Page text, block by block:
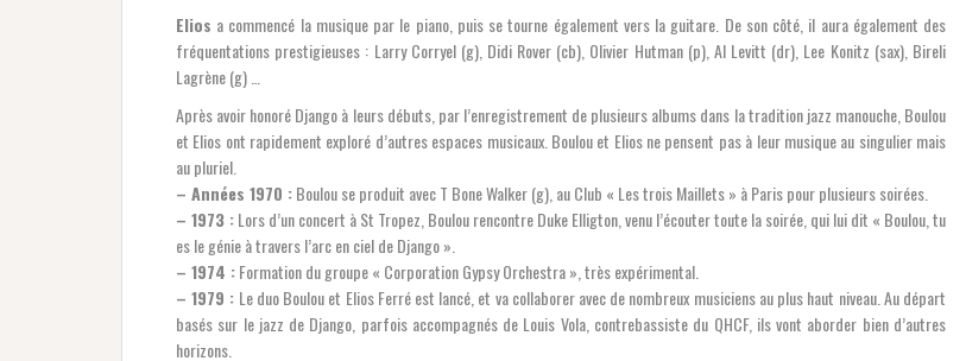
Elios a commencé la musique par le piano, puis se tourne également vers la guitare. De son côté, il aura également des
fréquentations prestigieuses : Larry Corryel (g), Didi Rover (cb), Olivier Hutman (p), Al Levitt (dr), Lee Konitz (sax), Bireli
Lagrène (g) …
Après avoir honoré Django à leurs débuts, par l’enregistrement de plusieurs albums dans la tradition jazz manouche, Boulou
et Elios ont rapidement exploré d’autres espaces musicaux. Boulou et Elios ne pensent pas à leur musique au singulier mais
au pluriel.
– Années 1970 :Boulou se produit avec T Bone Walker (g), au Club « Les trois Maillets » à Paris pour plusieurs soirées.
– 1973 :Lors d’un concert à St Tropez, Boulou rencontre Duke Elligton, venu l’écouter toute la soirée, qui lui dit « Boulou, tu
es le génie à travers l’arc en ciel de Django ».
– 1974 :Formation du groupe « Corporation Gypsy Orchestra », très expérimental.
– 1979 : Le duo Boulou et Elios Ferré est lancé, et va collaborer avec de nombreux musiciens au plus haut niveau. Au départ
basés sur le jazz de Django, parfois accompagnés de Louis Vola, contrebassiste du QHCF, ils vont aborder bien d’autres
horizons.